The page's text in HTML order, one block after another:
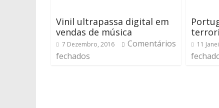
Vinil ultrapassa digital em
vendas de música
7 Dezembro, 2016
Comentários
fechados
11